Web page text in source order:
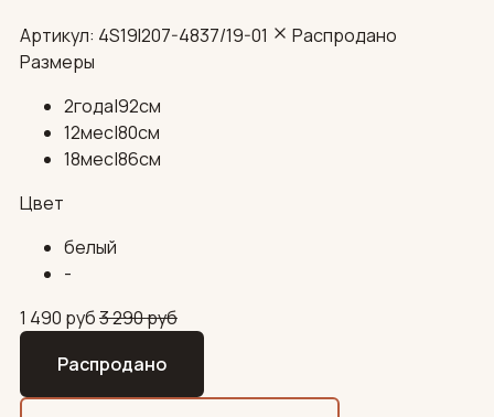
Артикул: 4S19I207-4837/19-01
Распродано
Размеры
2года|92см
12мес|80см
18мес|86см
Цвет
белый
-
1 490 руб3 290руб
Распродано